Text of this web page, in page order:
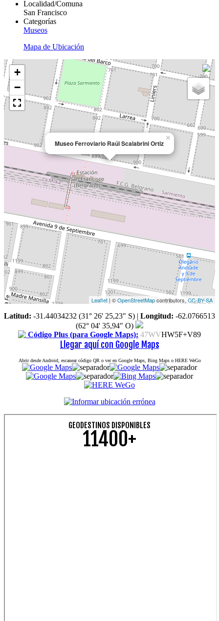
Localidad/Comuna
San Francisco
Categorías
Museos
Mapa de Ubicación
Museo Ferroviario Raúl Scalabrini Ortiz
×
+
−
Leaflet| ©OpenStreetMapcontributors, CC-BY-SA
Latitud: -31.44034232 (31° 26' 25,23" S) | Longitud: -62.0766513
(62° 04' 35,94" O)
Código Plus (para Google Maps): 47WVHW5F+V89
Llegar aquí con Google Maps
Abrir desde Android, escanear código QR o ver en Google Maps, Bing Maps o HERE WeGo
GEODESTINOS DISPONIBLES
11400+